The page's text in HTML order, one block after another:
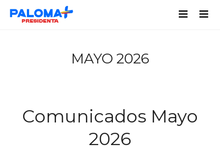
MAYO 2026
Comunicados Mayo
2026